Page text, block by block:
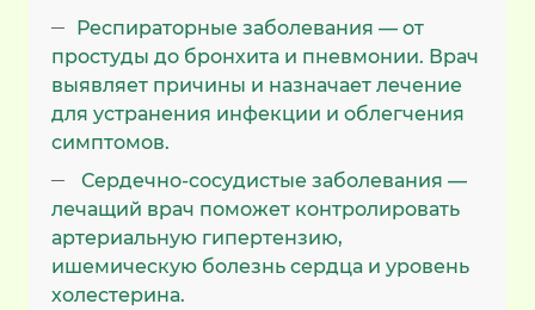
Респираторные заболевания — от
простуды до бронхита и пневмонии. Врач
выявляет причины и назначает лечение
для устранения инфекции и облегчения
симптомов.
Сердечно-сосудистые заболевания —
лечащий врач поможет контролировать
артериальную гипертензию,
ишемическую болезнь сердца и уровень
холестерина.